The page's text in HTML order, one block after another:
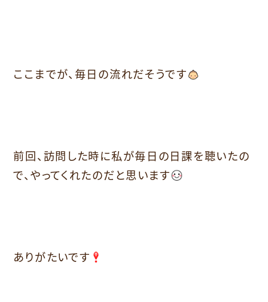
ここまでが、毎日の流れだそうです
前回、訪問した時に私が毎日の日課を聴いたの
で、やってくれたのだと思います
ありがたいです